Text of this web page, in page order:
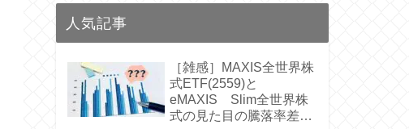
人気記事
［雑感］MAXIS全世界株
式ETF(2559)と
eMAXIS Slim全世界株
式の見た目の騰落率差に